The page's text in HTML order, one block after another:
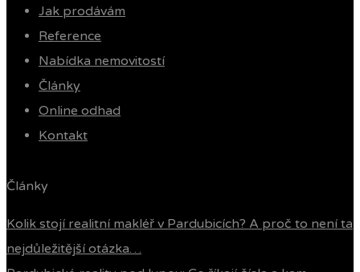
Jak prodávám
Reference
Nabídka nemovitostí
Články
Online odhad
Kontakt
Články
Kolik stojí realitní makléř v Pardubicích? A proč to není ta
nejdůležitější otázka…